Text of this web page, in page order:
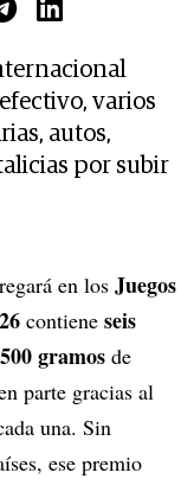
varios
autos,
por subir
en los Juegos
contiene seis
500 gramos de
parte gracias al
una. Sin
ese premio